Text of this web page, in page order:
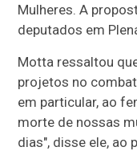
Mulheres. A
deputados em
Motta ressaltou
projetos no
em particular, ao
morte de nossas
dias", disse ele, ao